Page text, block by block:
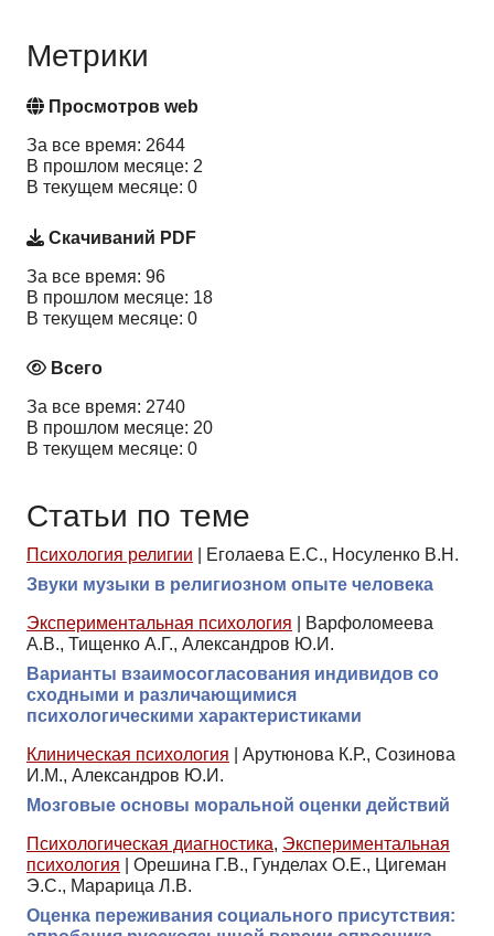
Метрики
Просмотров web
За все время: 2644
В прошлом месяце: 2
В текущем месяце: 0
Скачиваний PDF
За все время: 96
В прошлом месяце: 18
В текущем месяце: 0
Всего
За все время: 2740
В прошлом месяце: 20
В текущем месяце: 0
Статьи по теме
Психология религии
Еголаева Е.С., Носуленко В.Н.
Звуки музыки в религиозном опыте человека
Экспериментальная психология
Варфоломеева
А.В., Тищенко А.Г., Александров Ю.И.
Варианты взаимосогласования индивидов со
сходными и различающимися
психологическими характеристиками
Клиническая психология
Арутюнова К.Р., Созинова
И.М., Александров Ю.И.
Мозговые основы моральной оценки действий
Психологическая диагностика, Экспериментальная
психология
Орешина Г.В., Гунделах О.Е., Цигеман
Э.С., Марарица Л.В.
Оценка переживания социального присутствия: